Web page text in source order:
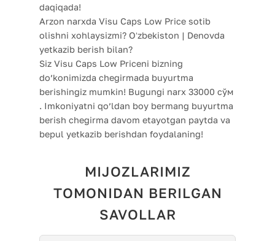
daqiqada!
Arzon narxda Visu Caps Low Price sotib
olishni xohlaysizmi? Oʻzbekiston | Denovda
yetkazib berish bilan?
Siz Visu Caps Low Priceni bizning
do’konimizda chegirmada buyurtma
berishingiz mumkin! Bugungi narx 33000 сўм
. Imkoniyatni qo’ldan boy bermang buyurtma
berish chegirma davom etayotgan paytda va
bepul yetkazib berishdan foydalaning!
MIJOZLARIMIZ
TOMONIDAN BERILGAN
SAVOLLAR